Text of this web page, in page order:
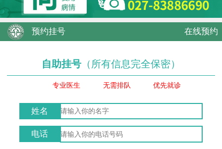
预约挂号 在线预约
自助挂号 （所有信息完全保密）
专业医生 无需排队 优先就诊
姓名
电话